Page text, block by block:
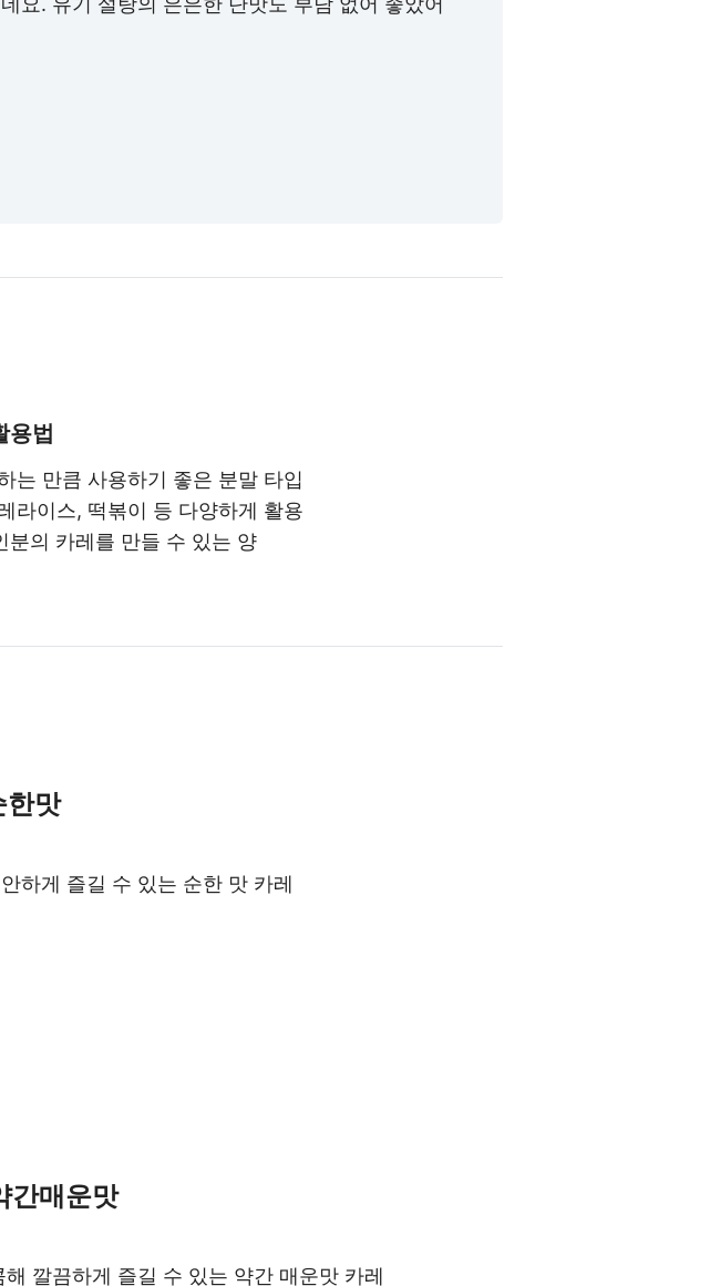
용법
는 만큼 사용하기 좋은 분말 타입
라이스, 떡볶이 등 다양하게 활용
분의 카레를 만들 수 있는 양
한맛
하게 즐길 수 있는 순한 맛 카레
간매운맛
깔끔하게 즐길 수 있는 약간 매운맛 카레